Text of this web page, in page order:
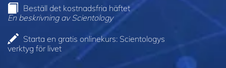
Beställ det kostnadsfria häftet
En beskrivning av Scientology
Starta en gratis onlinekurs: Scientologys
verktyg för livet